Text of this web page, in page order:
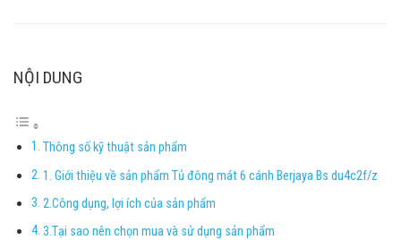
NỘI DUNG
Thông số kỹ thuật sản phẩm
1. Giới thiệu về sản phẩm Tủ đông mát 6 cánh Berjaya Bs du4c2f/z
2.Công dụng, lợi ích của sản phẩm
3.Tại sao nên chọn mua và sử dụng sản phẩm